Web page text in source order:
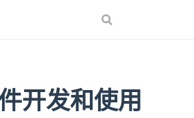
开发和使用